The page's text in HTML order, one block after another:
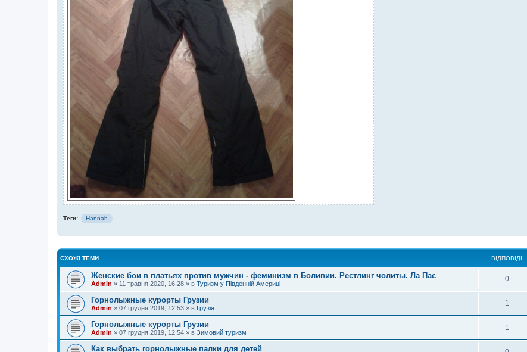
Теги: Hannah
СХОЖІ ТЕМИ ВІДПОВІДІ
Женские бои в платьях против мужчин - феминизм в Боливии. Рестлинг чолиты. Ла Пас
Admin » 11 травня 2020, 16:28 » в Туризм у Південній Америці
0
Горнолыжные курорты Грузии
Admin » 07 грудня 2019, 12:53 » в Грузія
1
Горнолыжные курорты Грузии
Admin » 07 грудня 2019, 12:54 » в Зимовий туризм
1
Как выбрать горнолыжные палки для детей